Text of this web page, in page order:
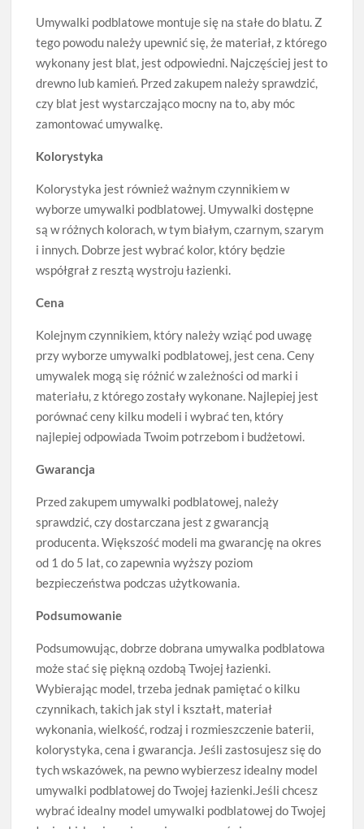
Umywalki podblatowe montuje się na stałe do blatu. Z
tego powodu należy upewnić się, że materiał, z którego
wykonany jest blat, jest odpowiedni. Najczęściej jest to
drewno lub kamień. Przed zakupem należy sprawdzić,
czy blat jest wystarczająco mocny na to, aby móc
zamontować umywalkę.
Kolorystyka
Kolorystyka jest również ważnym czynnikiem w
wyborze umywalki podblatowej. Umywalki dostępne
są w różnych kolorach, w tym białym, czarnym, szarym
i innych. Dobrze jest wybrać kolor, który będzie
współgrał z resztą wystroju łazienki.
Cena
Kolejnym czynnikiem, który należy wziąć pod uwagę
przy wyborze umywalki podblatowej, jest cena. Ceny
umywalek mogą się różnić w zależności od marki i
materiału, z którego zostały wykonane. Najlepiej jest
porównać ceny kilku modeli i wybrać ten, który
najlepiej odpowiada Twoim potrzebom i budżetowi.
Gwarancja
Przed zakupem umywalki podblatowej, należy
sprawdzić, czy dostarczana jest z gwarancją
producenta. Większość modeli ma gwarancję na okres
od 1 do 5 lat, co zapewnia wyższy poziom
bezpieczeństwa podczas użytkowania.
Podsumowanie
Podsumowując, dobrze dobrana umywalka podblatowa
może stać się piękną ozdobą Twojej łazienki.
Wybierając model, trzeba jednak pamiętać o kilku
czynnikach, takich jak styl i kształt, materiał
wykonania, wielkość, rodzaj i rozmieszczenie baterii,
kolorystyka, cena i gwarancja. Jeśli zastosujesz się do
tych wskazówek, na pewno wybierzesz idealny model
umywalki podblatowej do Twojej łazienki.Jeśli chcesz
wybrać idealny model umywalki podblatowej do Twojej